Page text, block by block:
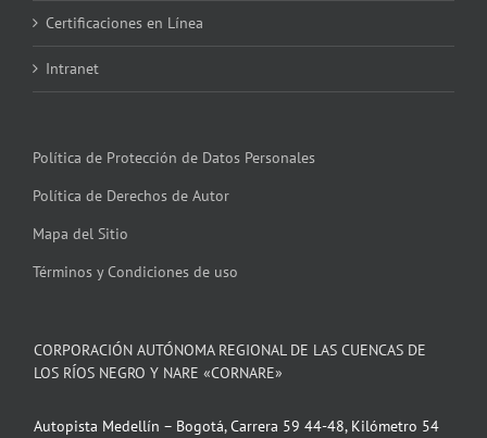
Certificaciones en Línea
Intranet
Política de Protección de Datos Personales
Política de Derechos de Autor
Mapa del Sitio
Términos y Condiciones de uso
CORPORACIÓN AUTÓNOMA REGIONAL DE LAS CUENCAS DE
LOS RÍOS NEGRO Y NARE «CORNARE»
Autopista Medellín – Bogotá, Carrera 59 44-48, Kilómetro 54